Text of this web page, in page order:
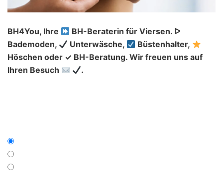
BH4You, Ihre
BH-Beraterin für Viersen. ᐅ
Bademoden,
Unterwäsche,
Büstenhalter,
Höschen oder ✓ BH-Beratung. Wir freuen uns auf
Ihren Besuch
.